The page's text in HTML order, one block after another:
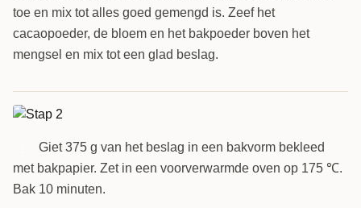
toe en mix tot alles goed gemengd is. Zeef het
cacaopoeder, de bloem en het bakpoeder boven het
mengsel en mix tot een glad beslag.
Giet 375 g van het beslag in een bakvorm bekleed
met bakpapier. Zet in een voorverwarmde oven op 175 ℃.
Bak 10 minuten.